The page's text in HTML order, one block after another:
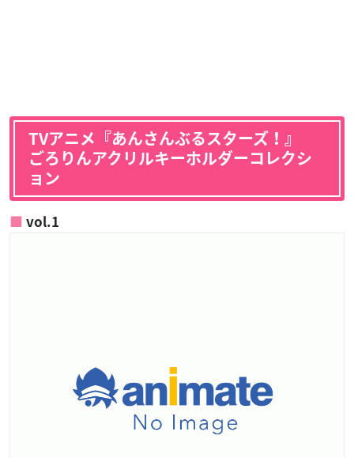
TVアニメ『あんさんぶるスターズ！』
ごろりんアクリルキーホルダーコレクシ
ョン
vol.1